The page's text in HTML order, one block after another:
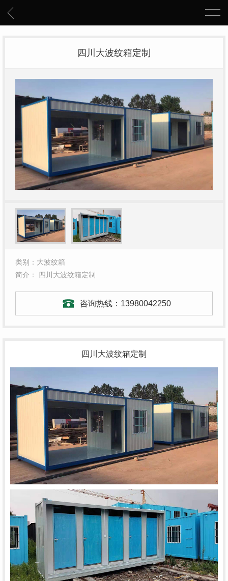
四川大波纹箱定制
类别：大波纹箱
简介： 四川大波纹箱定制
咨询热线： 13980042250
四川大波纹箱定制